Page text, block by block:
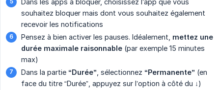
souhaitez bloquer mais dont vous souhaitez également
recevoir les notifications
Pensez à bien activer les pauses. Idéalement, mettez une
durée maximale raisonnable (par exemple 15 minutes
max)
Dans la partie “Durée” , sélectionnez “Permanente” (en
face du titre “Durée”, appuyez sur l’option à côté du ↓)